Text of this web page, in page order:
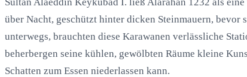
über Nacht, geschützt hinter dicken Steinmauern, bevor
unterwegs, brauchten diese Karawanen verlässliche
beherbergen seine kühlen, gewölbten Räume kleine
Schatten zum Essen niederlassen kann.